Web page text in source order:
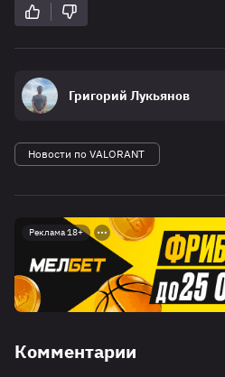
Григорий Лукьянов
Новости по VALORANT
Реклама 18+
Комментарии